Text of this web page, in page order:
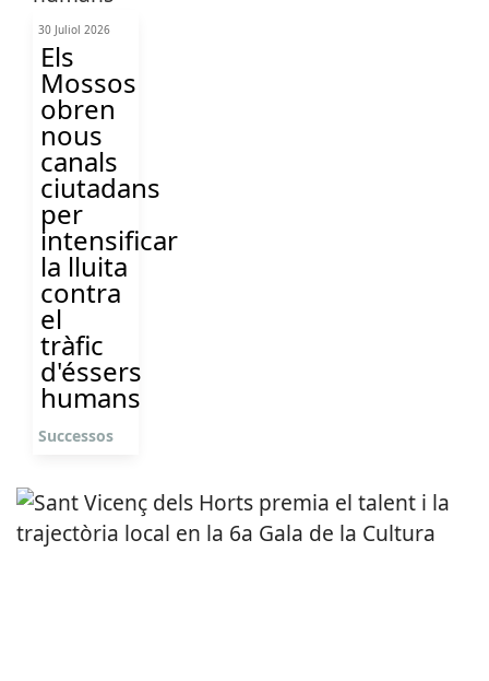
30 Juliol 2026
Els
Mossos
obren
nous
canals
ciutadans
per
intensificar
la lluita
contra
el
tràfic
d'éssers
humans
Successos